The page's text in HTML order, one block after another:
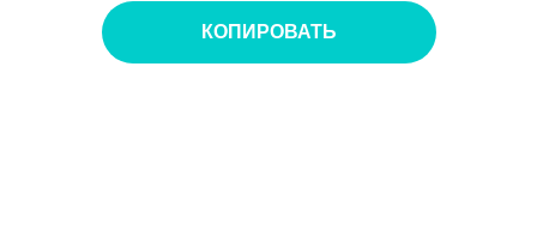
КОПИРОВАТЬ